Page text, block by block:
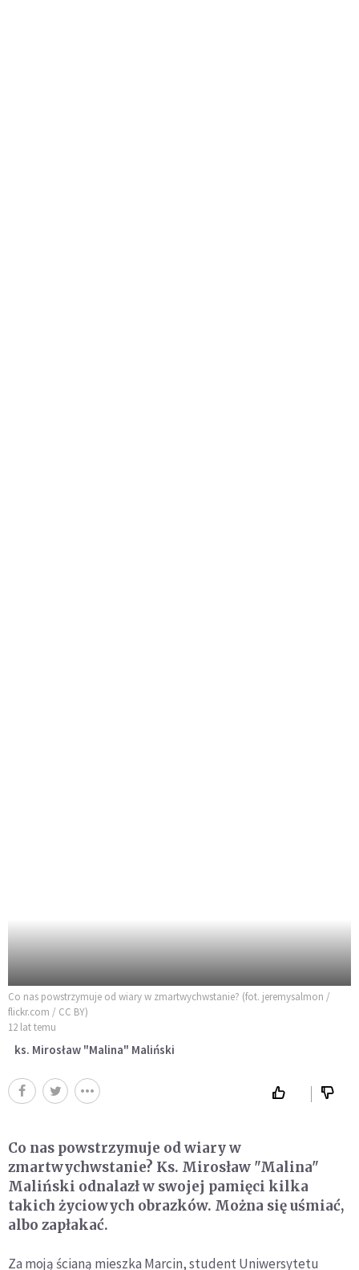
Co nas powstrzymuje od wiary w zmartwychwstanie? (fot. jeremysalmon /
flickr.com / CC BY)
12 lat temu
ks. Mirosław "Malina" Maliński
Co nas powstrzymuje od wiary w
zmartwychwstanie? Ks. Mirosław "Malina"
Maliński odnalazł w swojej pamięci kilka
takich życiowych obrazków. Można się uśmiać,
albo zapłakać.
Za moją ścianą mieszka Marcin, student Uniwersytetu